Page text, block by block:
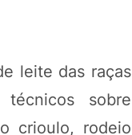
leite das raças
sobre
crioulo, rodeio